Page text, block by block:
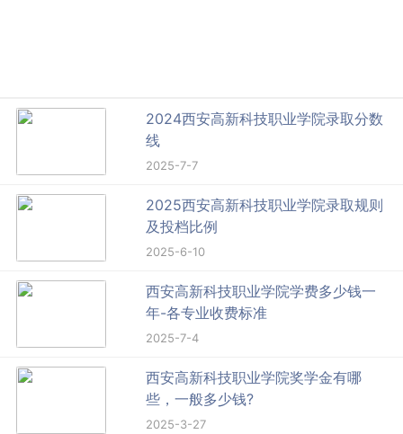
2024西安高新科技职业学院录取分数
线
2025-7-7
2025西安高新科技职业学院录取规则
及投档比例
2025-6-10
西安高新科技职业学院学费多少钱一
年-各专业收费标准
2025-7-4
西安高新科技职业学院奖学金有哪
些，一般多少钱?
2025-3-27